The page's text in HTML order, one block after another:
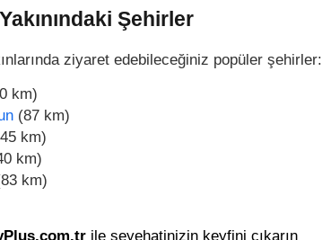
Yakınındaki Şehirler
ziyaret edebileceğiniz popüler şehirler:
km)
km)
(87 km)
km)
km)
ile seyehatinizin keyfini çıkarın